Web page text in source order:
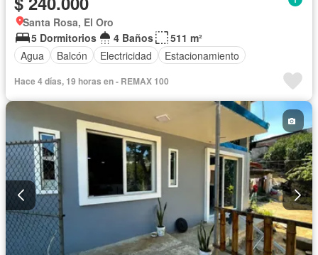
Santa Rosa, El Oro
5 Dormitorios
4 Baños
511 m²
Agua
Balcón Electricidad Estacionamiento
Hace 4 días, 19 horas en - REMAX 100